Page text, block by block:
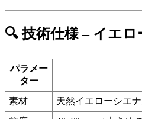
🔍 技術仕様 – イエ
パラメー
ター
素材
天然イエローシエ